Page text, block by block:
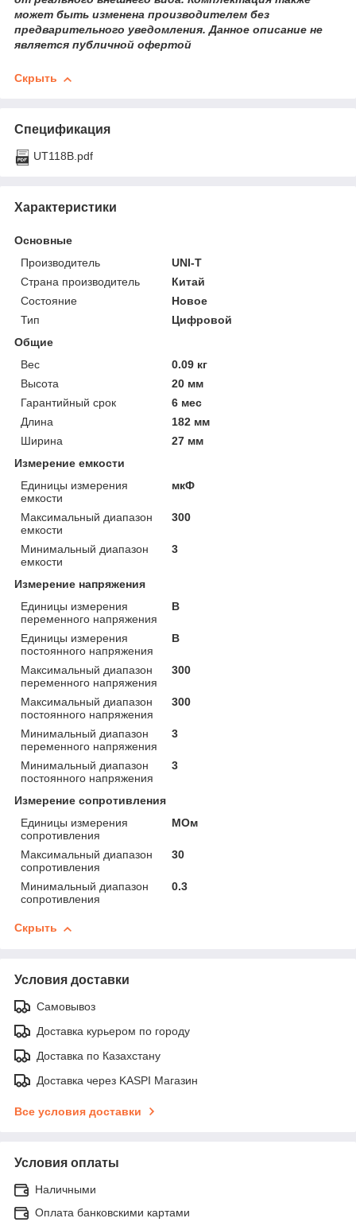
может быть изменена производителем без
предварительного уведомления. Данное описание не
является публичной офертой
Скрыть
Спецификация
UT118B.pdf
Характеристики
Основные
Производитель
UNI-T
Страна производитель
Китай
Состояние
Новое
Тип
Цифровой
Общие
Вес
0.09 кг
Высота
20 мм
Гарантийный срок
6 мес
Длина
182 мм
Ширина
27 мм
Измерение емкости
Единицы измерения
емкости
мкФ
Максимальный диапазон
емкости
300
Минимальный диапазон
емкости
3
Измерение напряжения
Единицы измерения
переменного напряжения
В
Единицы измерения
постоянного напряжения
В
Максимальный диапазон
переменного напряжения
300
Максимальный диапазон
постоянного напряжения
300
Минимальный диапазон
переменного напряжения
3
Минимальный диапазон
постоянного напряжения
3
Измерение сопротивления
Единицы измерения
сопротивления
МОм
Максимальный диапазон
сопротивления
30
Минимальный диапазон
сопротивления
0.3
Скрыть
Условия доставки
Самовывоз
Доставка курьером по городу
Доставка по Казахстану
Доставка через KASPI Магазин
Все условия доставки
Условия оплаты
Наличными
Оплата банковскими картами